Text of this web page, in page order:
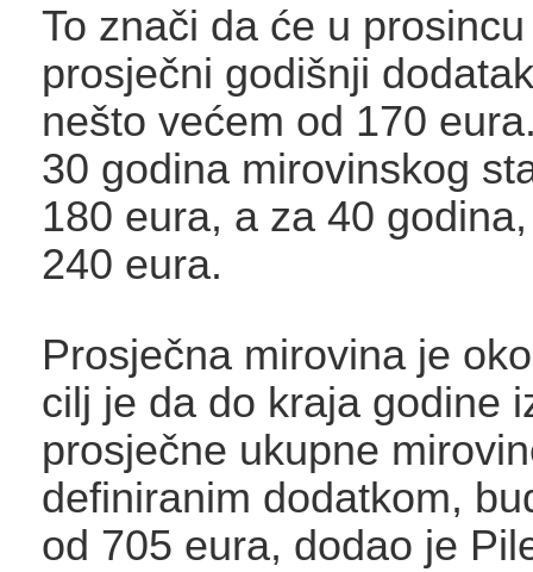
To znači da će u
prosječni godišnji
nešto većem od 170
30 godina mirovinskog
180 eura, a za 40
240 eura.
Prosječna mirovina je
cilj je da do kraja godine
prosječne ukupne
definiranim dodatkom,
od 705 eura, dodao je